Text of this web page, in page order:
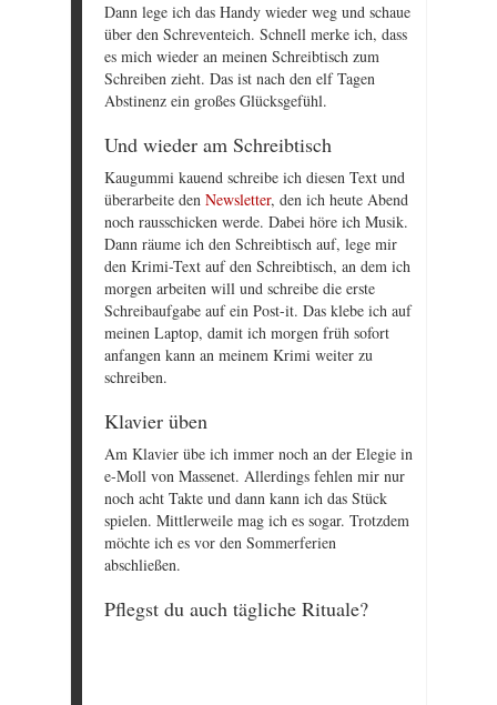
Dann lege ich das Handy wieder weg und schaue
über den Schreventeich. Schnell merke ich, dass
es mich wieder an meinen Schreibtisch zum
Schreiben zieht. Das ist nach den elf Tagen
Abstinenz ein großes Glücksgefühl.
Und wieder am Schreibtisch
Kaugummi kauend schreibe ich diesen Text und
überarbeite den Newsletter, den ich heute Abend
noch rausschicken werde. Dabei höre ich Musik.
Dann räume ich den Schreibtisch auf, lege mir
den Krimi-Text auf den Schreibtisch, an dem ich
morgen arbeiten will und schreibe die erste
Schreibaufgabe auf ein Post-it. Das klebe ich auf
meinen Laptop, damit ich morgen früh sofort
anfangen kann an meinem Krimi weiter zu
schreiben.
Klavier üben
Am Klavier übe ich immer noch an der Elegie in
e-Moll von Massenet. Allerdings fehlen mir nur
noch acht Takte und dann kann ich das Stück
spielen. Mittlerweile mag ich es sogar. Trotzdem
möchte ich es vor den Sommerferien
abschließen.
Pflegst du auch tägliche Rituale?